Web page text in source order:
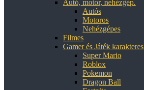
Autó, motor, nehézgép.
Autós
Motoros
Nehézgépes
Filmes
Gamer és Játék karakteres
Super Mario
Roblox
Pokemon
Dragon Ball